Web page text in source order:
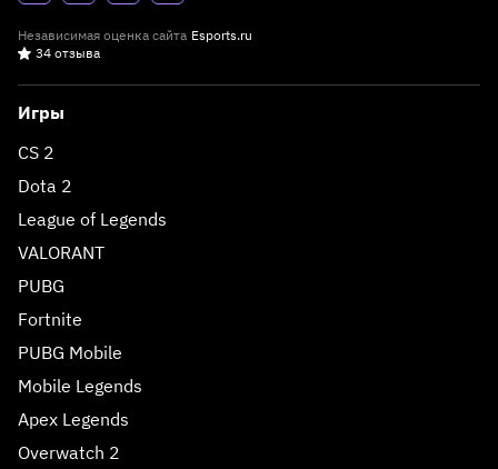
Независимая оценка сайта Esports.ru
34 отзыва
Игры
CS 2
Dota 2
League of Legends
VALORANT
PUBG
Fortnite
PUBG Mobile
Mobile Legends
Apex Legends
Overwatch 2